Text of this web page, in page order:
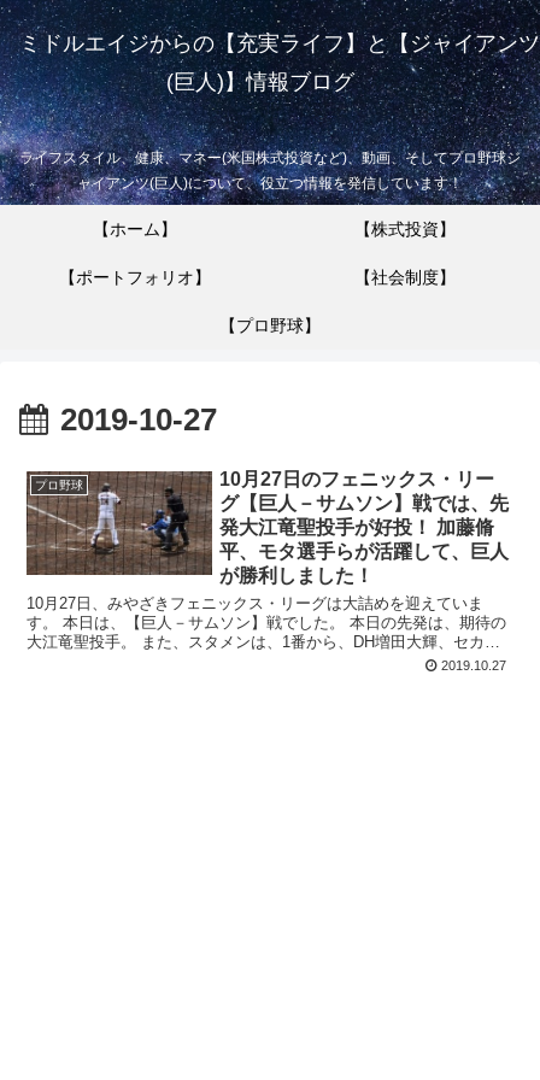
ミドルエイジからの【充実ライフ】と【ジャイアンツ
(巨人)】情報ブログ
ライフスタイル、健康、マネー(米国株式投資など)、動画、そしてプロ野球ジ
ャイアンツ(巨人)について、役立つ情報を発信しています！
【ホーム】 【株式投資】
【ポートフォリオ】 【社会制度】
【プロ野球】
2019-10-27
プロ野球
10月27日のフェニックス・リー
グ【巨人－サムソン】戦では、先
発大江竜聖投手が好投！ 加藤脩
平、モタ選手らが活躍して、巨人
が勝利しました！
10月27日、みやざきフェニックス・リーグは大詰めを迎えていま
す。 本日は、【巨人－サムソン】戦でした。 本日の先発は、期待の
大江竜聖投手。 また、スタメンは、1番から、DH増田大輝、セカン
2019.10.27